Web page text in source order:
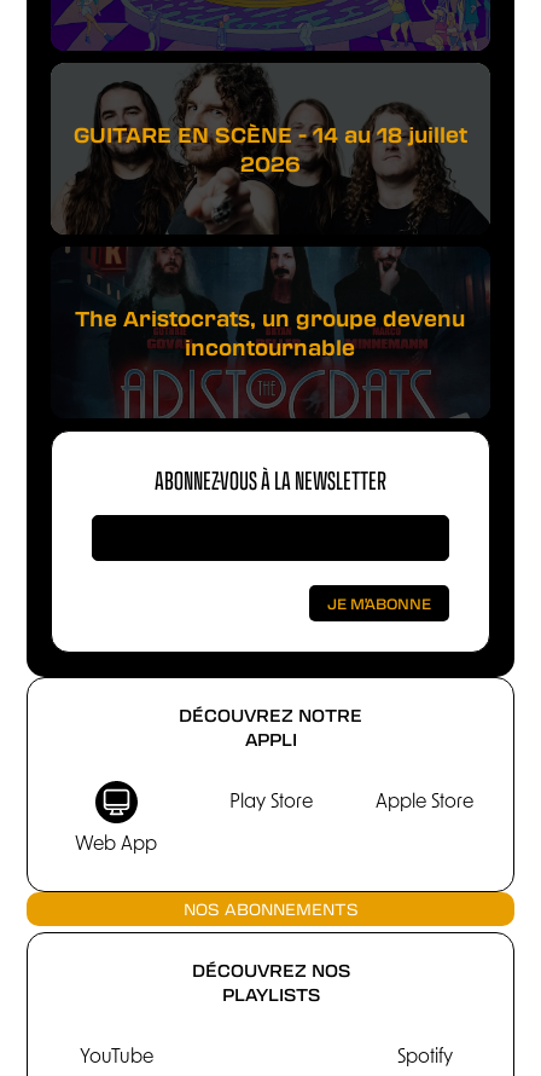
DÉCOUVREZ NOTRE
APPLI
Web App
Play Store Apple Store
NOS ABONNEMENTS
DÉCOUVREZ NOS
PLAYLISTS
YouTube Spotify
GUITARE EN SCÈNE - 14 au 18 juillet
2026
The Aristocrats, un groupe devenu
incontournable
ABONNEZ-VOUS À LA NEWSLETTER